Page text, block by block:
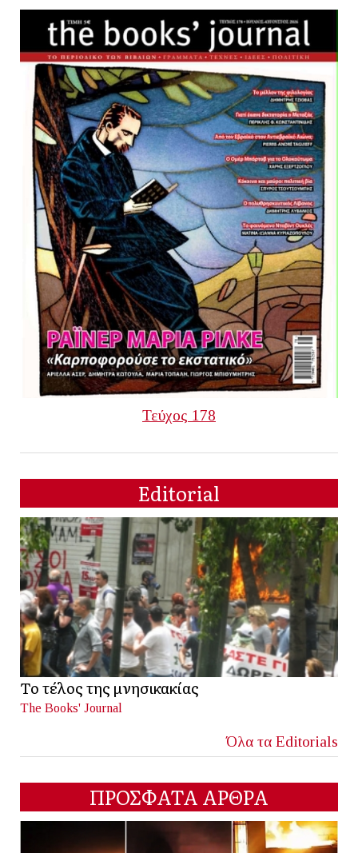
Τεύχος 178
Editorial
Το τέλος της μνησικακίας
The Books' Journal
Όλα τα Editorials
ΠΡΟΣΦΑΤΑ ΑΡΘΡΑ